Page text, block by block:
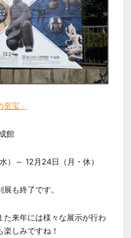
宝」
館
）～ 12月24日（月・休）
も終了です。
た来年には様々な展示が行わ
しみですね！